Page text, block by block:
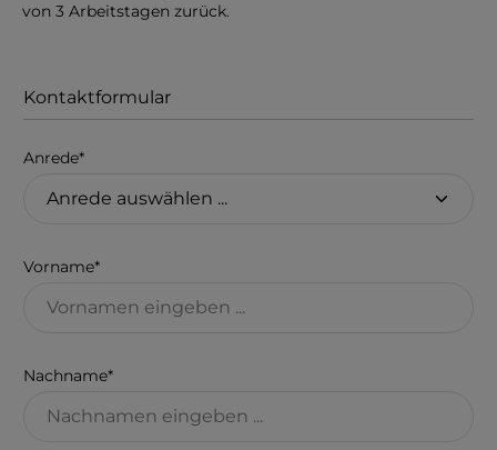
von 3 Arbeitstagen zurück.
Kontaktformular
Anrede*
Vorname*
Nachname*